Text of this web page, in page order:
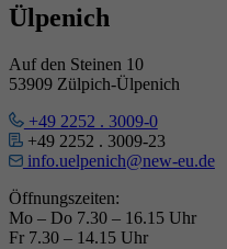
Ülpenich
Auf den Steinen 10
53909 Zülpich-Ülpenich
+49 2252 . 3009-0
+49 2252 . 3009-23
info.uelpenich@new-eu.de
Öffnungszeiten:
Mo – Do 7.30 – 16.15 Uhr
Fr 7.30 – 14.15 Uhr